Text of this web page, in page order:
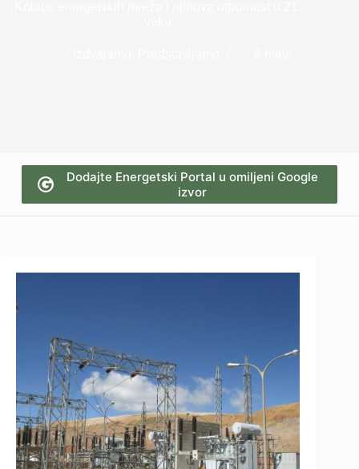
Dodajte Energetski Portal u omiljeni Google
izvor